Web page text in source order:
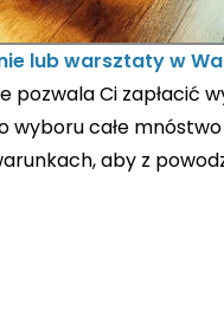
lub warsztaty w
Ci zapłacić
całe
aby z